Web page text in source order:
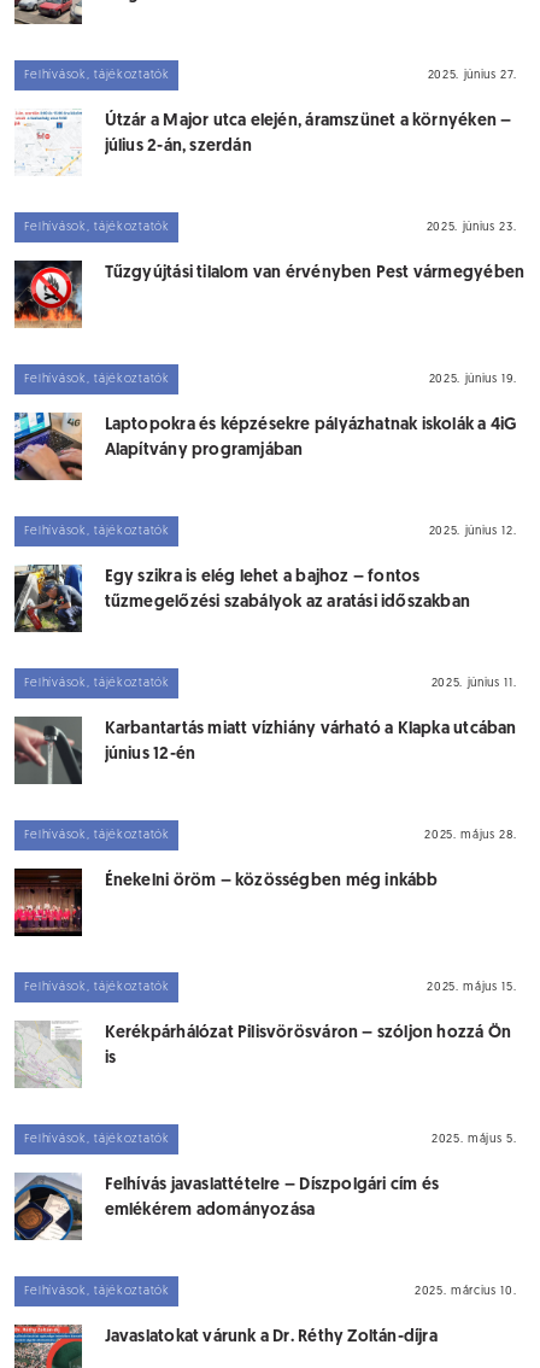
Felhívások, tájékoztatók 2025. június 27.
Útzár a Major utca elején, áramszünet a környéken –
július 2-án, szerdán
Felhívások, tájékoztatók 2025. június 23.
Tűzgyújtási tilalom van érvényben Pest vármegyében
Felhívások, tájékoztatók 2025. június 19.
Laptopokra és képzésekre pályázhatnak iskolák a 4iG
Alapítvány programjában
Felhívások, tájékoztatók 2025. június 12.
Egy szikra is elég lehet a bajhoz – fontos
tűzmegelőzési szabályok az aratási időszakban
Felhívások, tájékoztatók 2025. június 11.
Karbantartás miatt vízhiány várható a Klapka utcában
június 12-én
Felhívások, tájékoztatók 2025. május 28.
Énekelni öröm – közösségben még inkább
Felhívások, tájékoztatók 2025. május 15.
Kerékpárhálózat Pilisvörösváron – szóljon hozzá Ön
is
Felhívások, tájékoztatók 2025. május 5.
Felhívás javaslattételre – Díszpolgári cím és
emlékérem adományozása
Felhívások, tájékoztatók 2025. március 10.
Javaslatokat várunk a Dr. Réthy Zoltán-díjra